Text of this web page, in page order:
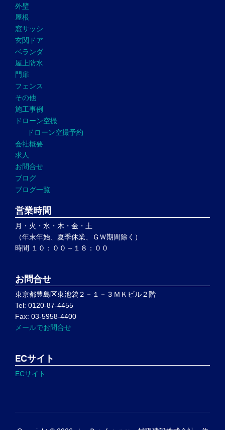
外壁
屋根
窓サッシ
玄関ドア
ベランダ
屋上防水
門扉
フェンス
その他
施工事例
ドローン空撮
ドローン空撮予約
会社概要
求人
お問合せ
ブログ
ブログ一覧
営業時間
月・火・水・木・金・土
（年末年始、夏季休業、ＧＷ期間除く）
時間 １０：００～１８：００
お問合せ
東京都豊島区東池袋２－１－３ＭＫビル２階
Tel: 0120-87-4455
Fax: 03-5958-4400
メールでお問合せ
ECサイト
ECサイト